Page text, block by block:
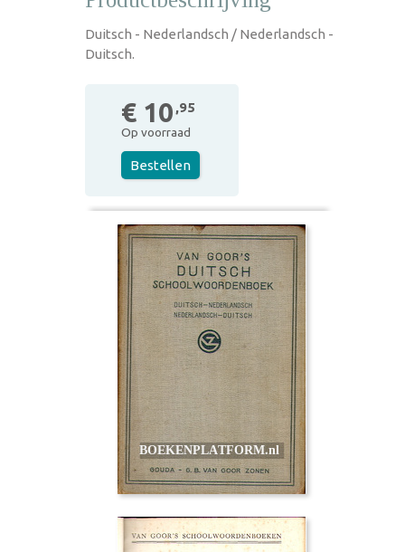
Duitsch - Nederlandsch / Nederlandsch -
Duitsch.
€ 10 ,95
Op voorraad
Bestellen